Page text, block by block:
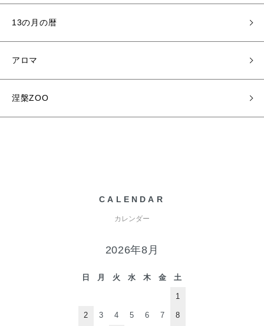
13の月の暦
アロマ
涅槃ZOO
CALENDAR
カレンダー
2026年8月
日 月 火 水 木 金 土
1
2 3 4 5 6 7 8